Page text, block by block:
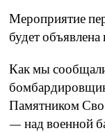
Мероприятие
будет
Как мы
Памятником
— над военной